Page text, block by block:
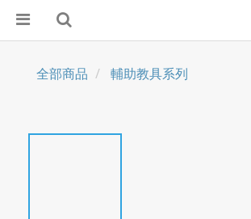
全部商品 輔助教具系列